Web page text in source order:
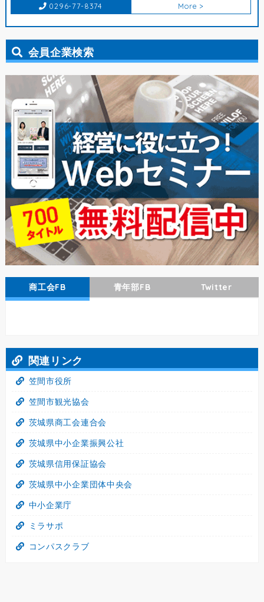
0296-77-8374 More >
会員企業検索
商工会FB 青年部FB Twitter
関連リンク
笠間市役所
笠間市観光協会
茨城県商工会連合会
茨城県中小企業振興公社
茨城県信用保証協会
茨城県中小企業団体中央会
中小企業庁
ミラサポ
コンパスクラブ